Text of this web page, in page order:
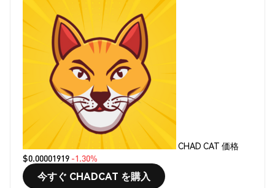
CHAD CAT 価格
$0.00001919 -1.30%
今すぐ CHADCAT を購入